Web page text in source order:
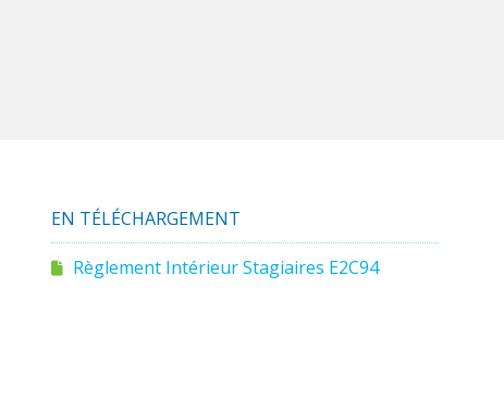
EN TÉLÉCHARGEMENT
Règlement Intérieur Stagiaires E2C94